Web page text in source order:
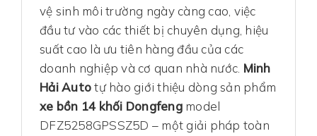
vệ sinh môi trường ngày càng cao, việc
đầu tư vào các thiết bị chuyên dụng, hiệu
suất cao là ưu tiên hàng đầu của các
doanh nghiệp và cơ quan nhà nước. Minh
Hải Autotự hào giới thiệu dòng sản phẩm
xe bồn 14 khối Dongfengmodel
DFZ5258GPSSZ5D – một giải pháp toàn